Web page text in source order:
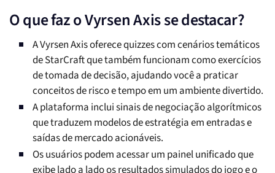
O que faz o Vyrsen Axis se destacar?
A Vyrsen Axis oferece quizzes com cenários temáticos
de StarCraft que também funcionam como exercícios
de tomada de decisão, ajudando você a praticar
conceitos de risco e tempo em um ambiente divertido.
A plataforma inclui sinais de negociação algorítmicos
que traduzem modelos de estratégia em entradas e
saídas de mercado acionáveis.
Os usuários podem acessar um painel unificado que